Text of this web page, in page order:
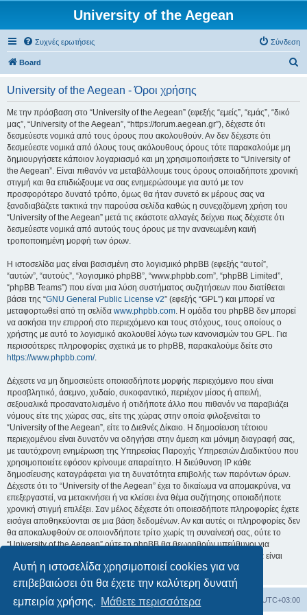
Αυτή η ιστοσελίδα χρησιμοποιεί cookies για να
επιβεβαιώσει ότι θα έχετε την καλύτερη δυνατή
εμπειρία χρήσης. Μάθετε περισσότερα
University of the Aegean
Συχνές ερωτήσεις Σύνδεση
Board
University of the Aegean - Όροι χρήσης
Με την πρόσβαση στο “University of the Aegean” (εφεξής “εμείς”, “εμάς”, “δικό
μας”, “University of the Aegean”, “https://forum.aegean.gr”), δέχεστε ότι
δεσμεύεστε νομικά από τους όρους που ακολουθούν. Αν δεν δέχεστε ότι
δεσμεύεστε νομικά από όλους τους ακόλουθους όρους τότε παρακαλούμε μη
δημιουργήσετε κάποιον λογαριασμό και μη χρησιμοποιήσετε το “University of
the Aegean”. Είναι πιθανόν να μεταβάλλουμε τους όρους οποιαδήποτε χρονική
στιγμή και θα επιδιώξουμε να σας ενημερώσουμε για αυτό με τον
προσφορότερο δυνατό τρόπο, όμως θα ήταν συνετό εκ μέρους σας να
ξαναδιαβάζετε τακτικά την παρούσα σελίδα καθώς η συνεχιζόμενη χρήση του
“University of the Aegean” μετά τις εκάστοτε αλλαγές δείχνει πως δέχεστε ότι
δεσμεύεστε νομικά από αυτούς τους όρους με την ανανεωμένη και/ή
τροποποιημένη μορφή των όρων.
Η ιστοσελίδα μας είναι βασισμένη στο λογισμικό phpBB (εφεξής “αυτοί”,
“αυτών”, “αυτούς”, “λογισμικό phpBB”, “www.phpbb.com”, “phpBB Limited”,
“phpBB Teams”) που είναι μια λύση συστήματος συζητήσεων που διατίθεται
βάσει της “GNU General Public License v2” (εφεξής “GPL”) και μπορεί να
μεταφορτωθεί από τη σελίδα www.phpbb.com. Η ομάδα του phpBB δεν μπορεί
να ασκήσει την επιρροή στο περιεχόμενο και τους στόχους, τους οποίους ο
χρήστης με αυτό το λογισμικό ακολουθεί λόγω των κανονισμών του GPL. Για
περισσότερες πληροφορίες σχετικά με το phpBB, παρακαλούμε δείτε στο
https://www.phpbb.com/.
Δέχεστε να μη δημοσιεύετε οποιασδήποτε μορφής περιεχόμενο που είναι
προσβλητικό, άσεμνο, χυδαίο, συκοφαντικό, περιέχον μίσος ή απειλή,
σεξουαλικά προσανατολισμένο ή οτιδήποτε άλλο που πιθανόν να παραβιάζει
νόμους είτε της χώρας σας, είτε της χώρας στην οποία φιλοξενείται το
“University of the Aegean”, είτε το Διεθνές Δίκαιο. Η δημοσίευση τέτοιου
περιεχομένου είναι δυνατόν να οδηγήσει στην άμεση και μόνιμη διαγραφή σας,
με ταυτόχρονη ενημέρωση της Υπηρεσίας Παροχής Υπηρεσιών Διαδικτύου που
χρησιμοποιείτε εφόσον κρίνουμε απαραίτητο. Η διεύθυνση IP κάθε
δημοσίευσης καταγράφεται για τη δυνατότητα επιβολής των παρόντων όρων.
Δέχεστε ότι το “University of the Aegean” έχει το δικαίωμα να απομακρύνει, να
επεξεργαστεί, να μετακινήσει ή να κλείσει ένα θέμα συζήτησης οποιαδήποτε
χρονική στιγμή επιλέξει. Σαν μέλος δέχεστε ότι οποιεσδήποτε πληροφορίες έχετε
εισάγει αποθηκεύονται σε μια βάση δεδομένων. Αν και αυτές οι πληροφορίες δεν
θα αποκαλυφθούν σε οποιονδήποτε τρίτο χωρίς τη συναίνεσή σας, ούτε το
“University of the Aegean” ούτε το phpBB θα θεωρηθούν υπεύθυνοι για
οποιαδήποτε απόπειρα ηλεκτρονικής εισβολής ή παραβίασης η οποία είναι
δυνατόν να οδηγήσει σε απώλεια αυτών των δεδομένων.
Board Όλοι οι χρόνοι είναι UTC+03:00
Διαγραφή cookies